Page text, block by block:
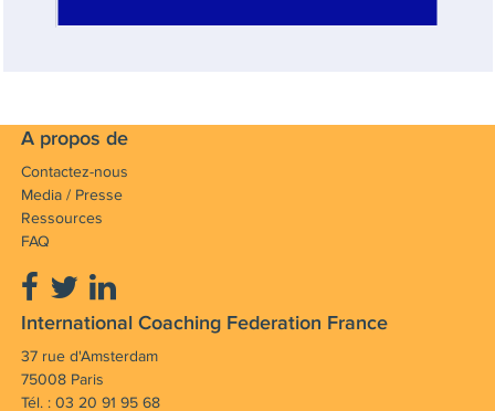
A propos de
Contactez-nous
Media / Presse
Ressources
FAQ
International Coaching Federation France
37 rue d'Amsterdam
75008 Paris
Tél. : 03 20 91 95 68